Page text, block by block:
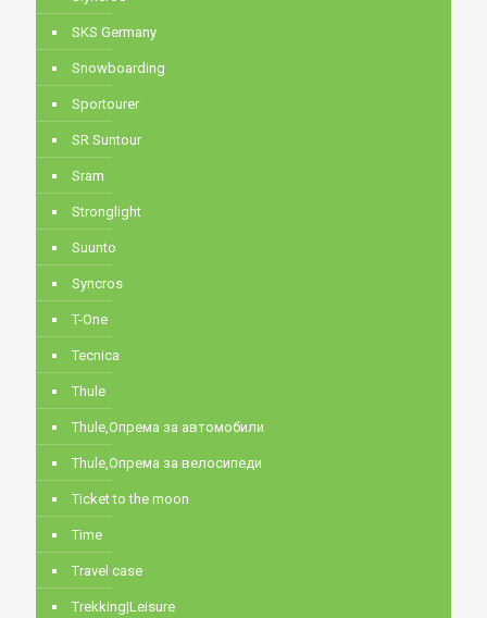
SKS Germany
Snowboarding
Sportourer
SR Suntour
Sram
Stronglight
Suunto
Syncros
T-One
Tecnica
Thule
Thule,Опрема за автомобили
Thule,Опрема за велосипеди
Ticket to the moon
Time
Travel case
Trekking|Leisure